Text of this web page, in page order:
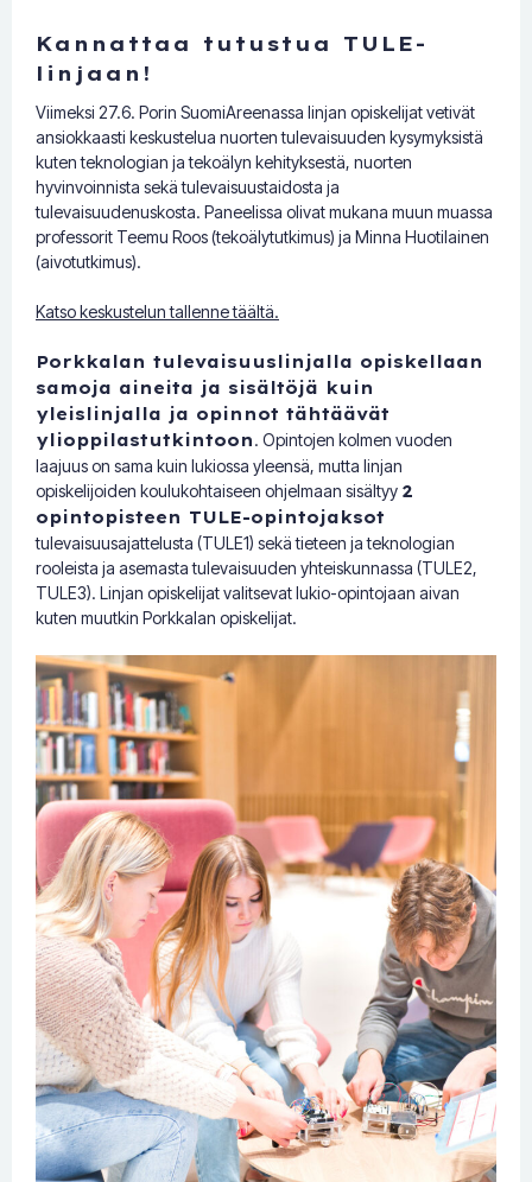
Kannattaa tutustua TULE-
linjaan!
Viimeksi 27.6. Porin SuomiAreenassa linjan opiskelijat vetivät
ansiokkaasti keskustelua nuorten tulevaisuuden kysymyksistä
kuten teknologian ja tekoälyn kehityksestä, nuorten
hyvinvoinnista sekä tulevaisuustaidosta ja
tulevaisuudenuskosta. Paneelissa olivat mukana muun muassa
professorit Teemu Roos (tekoälytutkimus) ja Minna Huotilainen
(aivotutkimus).
Katso keskustelun tallenne täältä.
Porkkalan tulevaisuuslinjalla opiskellaan
samoja aineita ja sisältöjä kuin
yleislinjalla ja opinnot tähtäävät
ylioppilastutkintoon. Opintojen kolmen vuoden
laajuus on sama kuin lukiossa yleensä, mutta linjan
opiskelijoiden koulukohtaiseen ohjelmaan sisältyy 2
opintopisteen TULE-opintojaksot
tulevaisuusajattelusta (TULE1) sekä tieteen ja teknologian
rooleista ja asemasta tulevaisuuden yhteiskunnassa (TULE2,
TULE3). Linjan opiskelijat valitsevat lukio-opintojaan aivan
kuten muutkin Porkkalan opiskelijat.